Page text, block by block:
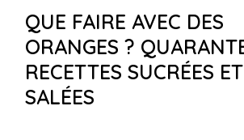
QUE FAIRE AVEC DES
ORANGES ?
RECETTES SUCRÉES ET
SALÉES